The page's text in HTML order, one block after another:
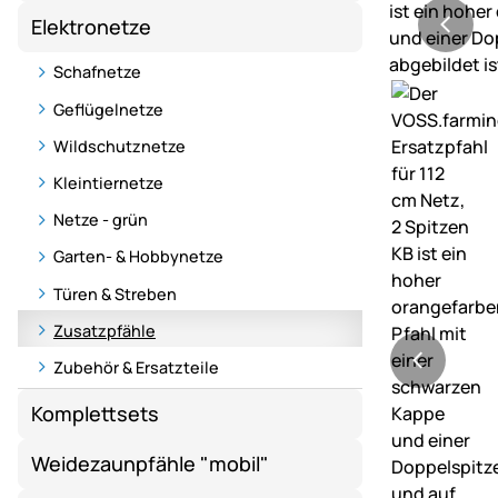
Elektronetze
Schafnetze
Geflügelnetze
Wildschutznetze
Kleintiernetze
Netze - grün
Garten- & Hobbynetze
Türen & Streben
Zusatzpfähle
Zubehör & Ersatzteile
Komplettsets
Weidezaunpfähle "mobil"